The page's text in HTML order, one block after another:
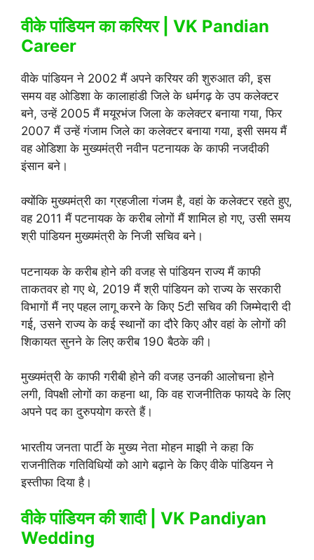
वीके पांडियन का करियर | VK Pandian
Career
वीके पांडियन ने 2002 मैं अपने करियर की शुरुआत की, इस
समय वह ओडिशा के कालाहांडी जिले के धर्मगढ़ के उप कलेक्टर
बने, उन्हें 2005 मैं मयूरभंज जिला के कलेक्टर बनाया गया, फिर
2007 मैं उन्हें गंजाम जिले का कलेक्टर बनाया गया, इसी समय मैं
वह ओडिशा के मुख्यमंत्री नवीन पटनायक के काफी नजदीकी
इंसान बने।
क्योंकि मुख्यमंत्री का ग्रहजीला गंजम है, वहां के कलेक्टर रहते हुए,
वह 2011 मैं पटनायक के करीब लोगों मैं शामिल हो गए, उसी समय
श्री पांडियन मुख्यमंत्री के निजी सचिव बने।
पटनायक के करीब होने की वजह से पांडियन राज्य मैं काफी
ताकतवर हो गए थे, 2019 मैं श्री पांडियन को राज्य के सरकारी
विभागों मैं नए पहल लागू करने के किए 5टी सचिव की जिम्मेदारी दी
गई, उसने राज्य के कई स्थानों का दौरे किए और वहां के लोगों की
शिकायत सुनने के लिए करीब 190 बैठके की।
मुख्यमंत्री के काफी गरीबी होने की वजह उनकी आलोचना होने
लगी, विपक्षी लोगों का कहना था, कि वह राजनीतिक फायदे के लिए
अपने पद का दुरुपयोग करते हैं।
भारतीय जनता पार्टी के मुख्य नेता मोहन माझी ने कहा कि
राजनीतिक गतिविधियों को आगे बढ़ाने के किए वीके पांडियन ने
इस्तीफा दिया है।
वीके पांडियन की शादी | VK Pandiyan
Wedding